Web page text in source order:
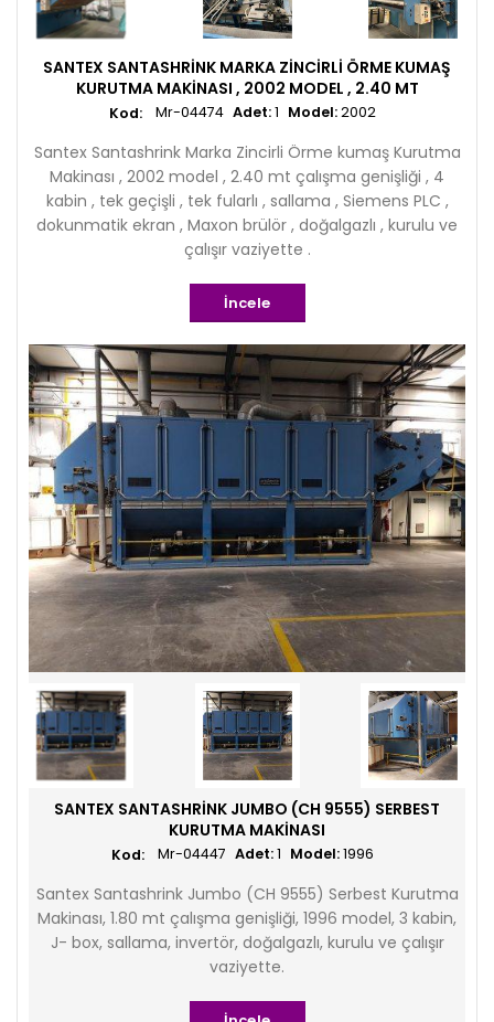
SANTEX SANTASHRINK MARKA ZINCIRLI ÖRME KUMAŞ
KURUTMA MAKINASI , 2002 MODEL , 2.40 MT
Adet:1 Model:2002
Mr-04474
Santex Santashrink Marka Zincirli Örme kumaş Kurutma
Makinası , 2002 model , 2.40 mt çalışma genişliği , 4
kabin , tek geçişli , tek fularlı , sallama , Siemens PLC ,
dokunmatik ekran , Maxon brülör , doğalgazlı , kurulu ve
çalışır vaziyette .
İncele
SANTEX SANTASHRINK JUMBO (CH 9555) SERBEST
KURUTMA MAKINASI
Adet:1 Model:1996
Mr-04447
Santex Santashrink Jumbo (CH 9555) Serbest Kurutma
Makinası, 1.80 mt çalışma genişliği, 1996 model, 3 kabin,
J- box, sallama, invertör, doğalgazlı, kurulu ve çalışır
vaziyette.